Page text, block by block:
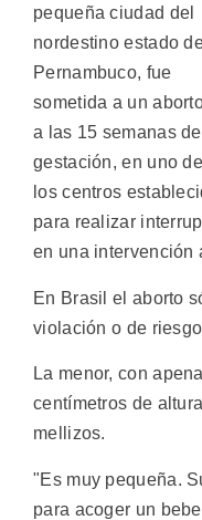
pequeña ciudad del
nordestino estado
Pernambuco, fue
sometida a un
a las 15 semanas de
gestación, en uno de
los centros
para realizar
en una intervención
En Brasil el aborto
violación o de
La menor, con
centímetros de
mellizos.
"Es muy pequeña.
para acoger un